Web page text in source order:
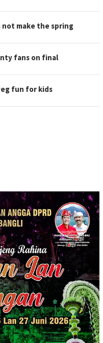
not make the spring
fans on final
fun for kids